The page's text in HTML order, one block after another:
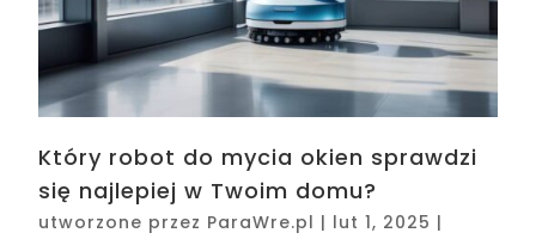
Który robot do mycia okien sprawdzi
się najlepiej w Twoim domu?
utworzone przez ParaWre.pl | lut 1, 2025 |